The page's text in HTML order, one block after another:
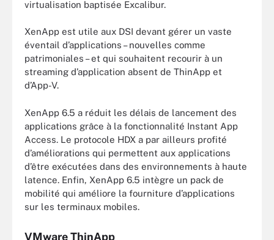
virtualisation baptisée Excalibur.
XenApp est utile aux DSI devant gérer un vaste
éventail d’applications – nouvelles comme
patrimoniales – et qui souhaitent recourir à un
streaming d’application absent de ThinApp et
d’App-V.
XenApp 6.5 a réduit les délais de lancement des
applications grâce à la fonctionnalité Instant App
Access. Le protocole HDX a par ailleurs profité
d’améliorations qui permettent aux applications
d’être exécutées dans des environnements à haute
latence. Enfin, XenApp 6.5 intègre un pack de
mobilité qui améliore la fourniture d’applications
sur les terminaux mobiles.
VMware ThinApp